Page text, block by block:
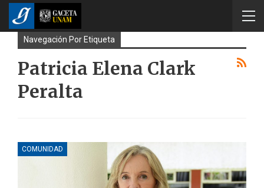
Navegación Por Etiqueta
Patricia Elena Clark
Peralta
COMUNIDAD